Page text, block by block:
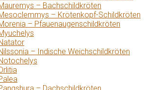
– Bachschildkröten
– Krötenkopf-Schildkröten
– Pfauenaugenschildkröten
– Indische Weichschildkröten